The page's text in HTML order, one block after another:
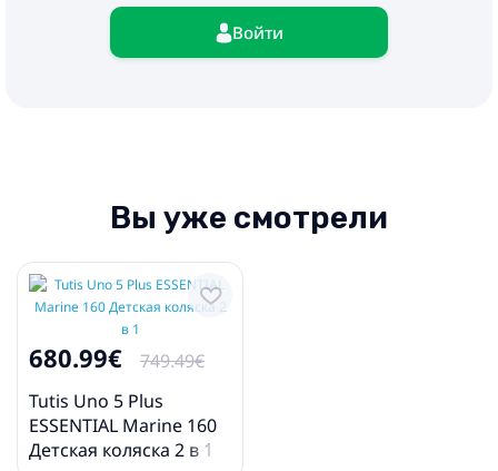
❤ матрасик в люльку
❤ прогулочный блок с накидкой на ножки
❤ рюкзак для мамы
Войти
Вы уже смотрели
680.99€
749.49€
Tutis Uno 5 Plus
ESSENTIAL Marine 160
Детская коляска 2 в 1